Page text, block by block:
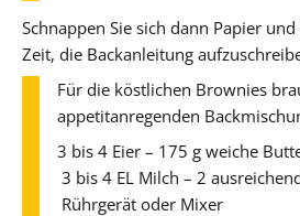
Schnappen Sie sich dann Papier
Zeit, die Backanleitung
Für die köstlichen Brownies
appetitanregenden
3 bis 4 Eier – 175 g weiche
3 bis 4 EL Milch – 2
Rührgerät oder Mixer